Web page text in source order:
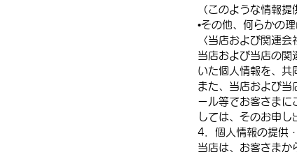
（このような情報
•その他、何らかの
〈当店および関連会
当店および当店の関
いた個人情報を、共
また、当店および当
ール等でお客さまに
しては、そのお申し
4．個人情報の提供
当店は、お客さまか